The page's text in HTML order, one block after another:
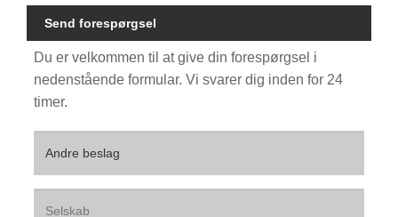
Send forespørgsel
Du er velkommen til at give din forespørgsel i
nedenstående formular. Vi svarer dig inden for 24
timer.